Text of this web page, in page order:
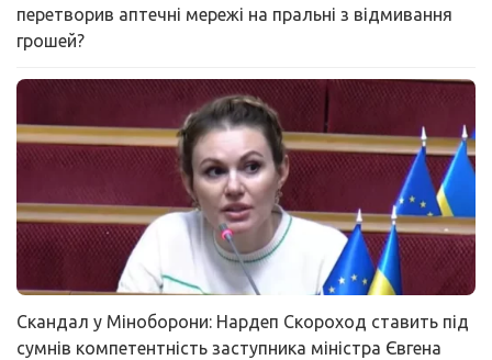
перетворив аптечні мережі на пральні з відмивання
грошей?
Скандал у Міноборони: Нардеп Скороход ставить під
сумнів компетентність заступника міністра Євгена